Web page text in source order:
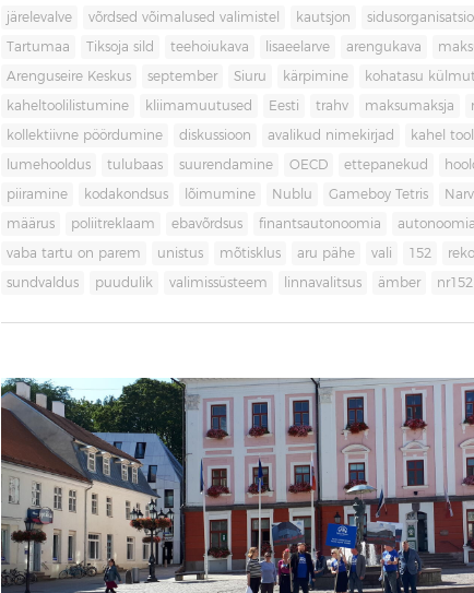
järelevalve võrdsed võimalused valimistel kautsjon
Tartumaa Tiksoja sild teehoiukava lisaeelarve arengukava
Arenguseire Keskus september Siuru kärpimine kohatasu
kaheltoolilistumine kliimamuutused Eesti trahv maksumaksja
kollektiivne pöördumine diskussioon avalikud nimekirjad kahel
lumehooldus tulubaas suurendamine OECD ettepanekud
piiramine kodakondsus lõimumine Nublu Gameboy Tetris
määrus poliitreklaam ebavõrdsus finantsautonoomia autonoomia
vaba tartu on parem unistus mõtisklus aru pähe vali 152
sundvaldus puudulik valimissüsteem linnavalitsus ämber nr152